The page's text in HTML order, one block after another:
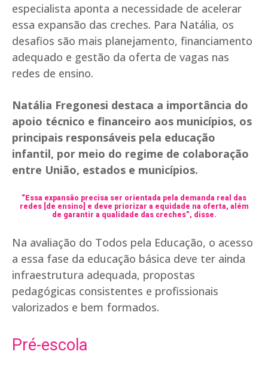
especialista aponta a necessidade de acelerar
essa expansão das creches. Para Natália, os
desafios são mais planejamento, financiamento
adequado e gestão da oferta de vagas nas
redes de ensino.
Natália Fregonesi destaca a importância do
apoio técnico e financeiro aos municípios, os
principais responsáveis pela educação
infantil, por meio do regime de colaboração
entre União, estados e municípios.
“Essa expansão precisa ser orientada pela demanda real das
redes [de ensino] e deve priorizar a equidade na oferta, além
de garantir a qualidade das creches”, disse.
Na avaliação do Todos pela Educação, o acesso
a essa fase da educação básica deve ter ainda
infraestrutura adequada, propostas
pedagógicas consistentes e profissionais
valorizados e bem formados.
Pré-escola